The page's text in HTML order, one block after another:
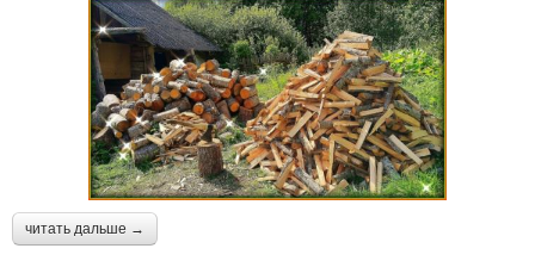
читать дальше →